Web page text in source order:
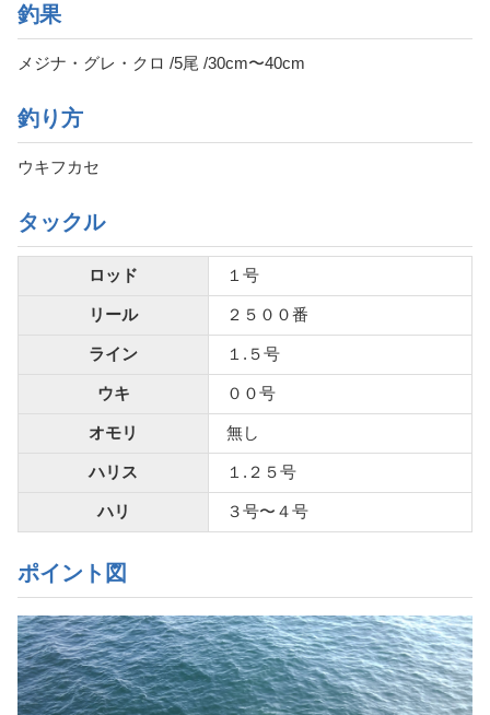
釣果
メジナ・グレ・クロ /5尾 /30cm〜40cm
釣り方
ウキフカセ
タックル
ロッド １号
リール ２５００番
ライン １.５号
ウキ ００号
オモリ 無し
ハリス １.２５号
ハリ ３号〜４号
ポイント図